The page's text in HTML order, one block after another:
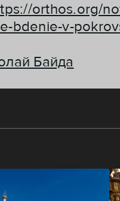
orthos.org/
bdenie-v-
Байда